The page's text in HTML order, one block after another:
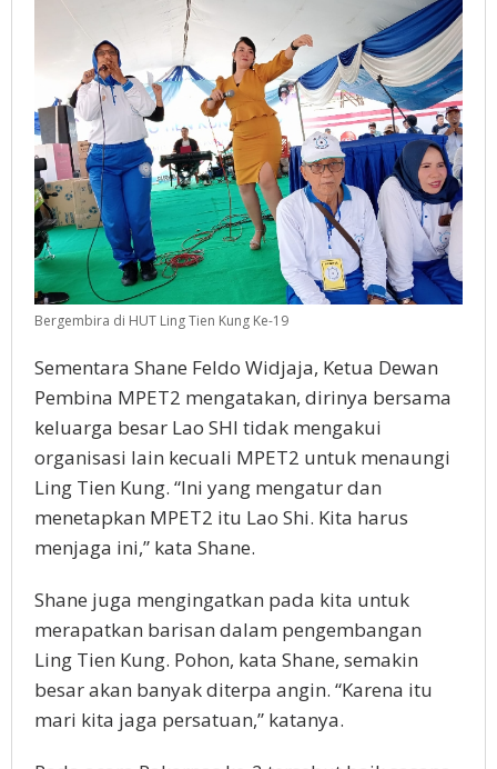
Bergembira di HUT Ling Tien Kung Ke-19
Sementara Shane Feldo Widjaja, Ketua Dewan
Pembina MPET2 mengatakan, dirinya bersama
keluarga besar Lao SHI tidak mengakui
organisasi lain kecuali MPET2 untuk menaungi
Ling Tien Kung. “Ini yang mengatur dan
menetapkan MPET2 itu Lao Shi. Kita harus
menjaga ini,” kata Shane.
Shane juga mengingatkan pada kita untuk
merapatkan barisan dalam pengembangan
Ling Tien Kung. Pohon, kata Shane, semakin
besar akan banyak diterpa angin. “Karena itu
mari kita jaga persatuan,” katanya.